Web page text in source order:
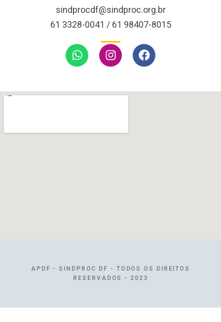
sindprocdf@sindproc.org.br
61 3328-0041 / 61 98407-8015
APDF - SINDPROC DF - TODOS OS DIREITOS
RESERVADOS - 2023